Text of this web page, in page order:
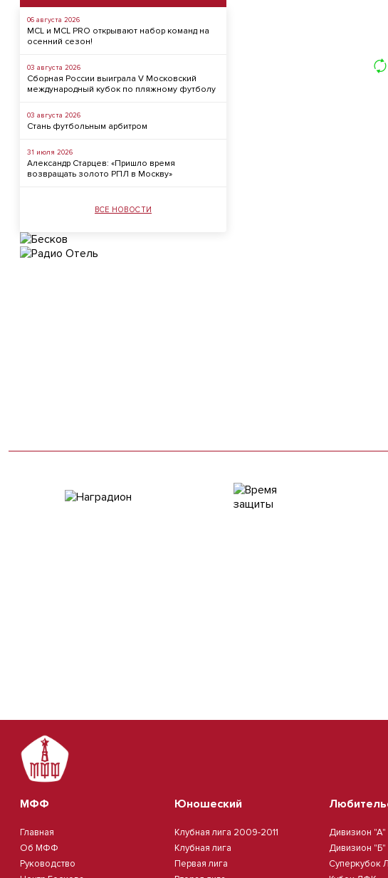
06 августа 2026
MCL и MCL PRO открывают набор команд на
осенний сезон!
03 августа 2026
Сборная России выиграла V Московский
международный кубок по пляжному футболу
03 августа 2026
Стань футбольным арбитром
31 июля 2026
Александр Старцев: «Пришло время
возвращать золото РПЛ в Москву»
ВСЕ НОВОСТИ
МФФ
Главная
Об МФФ
Руководство
Юношеский
Клубная лига 2009-2011
Клубная лига
Первая лига
Дивизион "А"
Дивизион "Б"
Суперкубок